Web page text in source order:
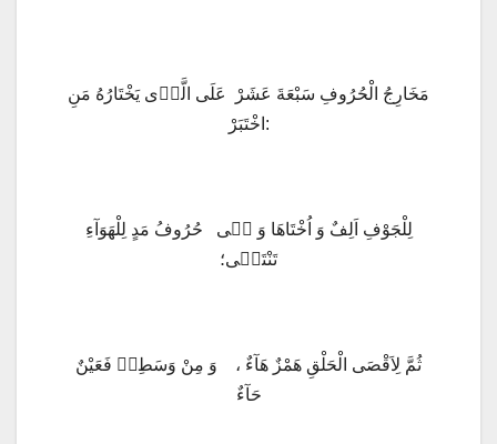
مَخَارِجُ الْحُرُوفِ سَبْعَةَ عَشَرْ عَلَى الَّذٖى يَخْتَارُهُ مَنِ
اخْتَبَرْ:
لِلْجَوْفِ اَلِفٌ وَ اُخْتَاهَا وَ هٖى حُرُوفُ مَدٍ لِلْهَوَآءِ
تَنْتَهٖى؛
ثُمَّ لِاَقْصَى الْحَلْقِ هَمْزٌ هَآءٌ ، وَ مِنْ وَسَطِهٖ فَعَيْنٌ
حَآءٌ